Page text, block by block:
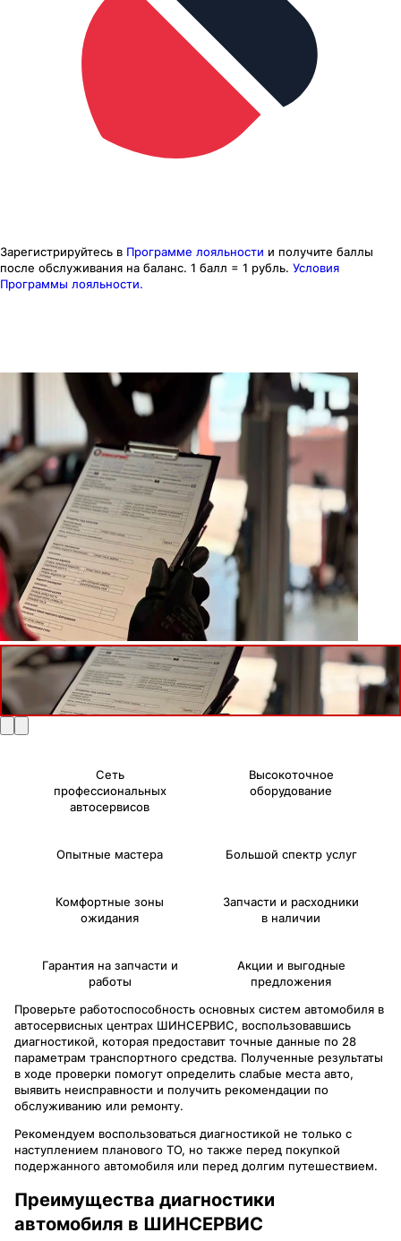
Зарегистрируйтесь в Программе лояльности и получите баллы
после обслуживания на баланс. 1 балл = 1 рубль. Условия
Программы лояльности.
Сеть
профессиональных
автосервисов
Высокоточное
оборудование
Опытные мастера Большой спектр услуг
Комфортные зоны
ожидания
Запчасти и расходники
в наличии
Гарантия на запчасти и
работы
Акции и выгодные
предложения
Проверьте работоспособность основных систем автомобиля в
автосервисных центрах ШИНСЕРВИС, воспользовавшись
диагностикой, которая предоставит точные данные по 28
параметрам транспортного средства. Полученные результаты
в ходе проверки помогут определить слабые места авто,
выявить неисправности и получить рекомендации по
обслуживанию или ремонту.
Рекомендуем воспользоваться диагностикой не только с
наступлением планового ТО, но также перед покупкой
подержанного автомобиля или перед долгим путешествием.
Преимущества диагностики
автомобиля в ШИНСЕРВИС